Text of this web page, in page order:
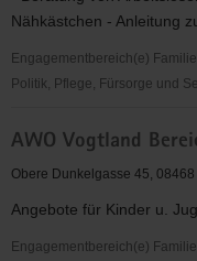
Nähkästchen - Anleitung
Engagementbereich(e)
Politik, Pflege, Fürsorge und
Reichenbach
e.V.
AWO Vogtland
Obere Dunkelgasse 45,
Angebote für Kinder u.
Engagementbereich(e)